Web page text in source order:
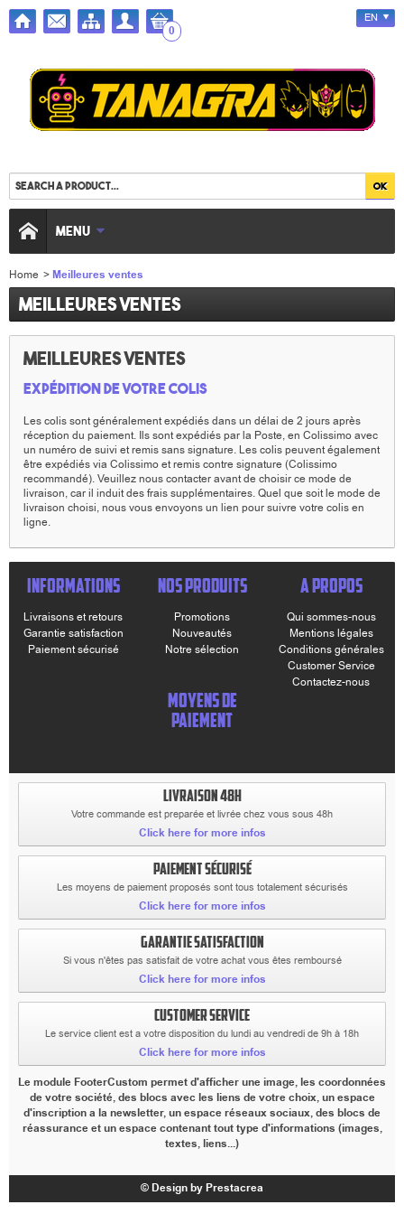
0
EN
MENU
Home >Meilleures ventes
Meilleures ventes
Meilleures ventes
Expédition de votre colis
Les colis sont généralement expédiés dans un délai de 2 jours après
réception du paiement. Ils sont expédiés par la Poste, en Colissimo avec
un numéro de suivi et remis sans signature. Les colis peuvent également
être expédiés via Colissimo et remis contre signature (Colissimo
recommandé). Veuillez nous contacter avant de choisir ce mode de
livraison, car il induit des frais supplémentaires. Quel que soit le mode de
livraison choisi, nous vous envoyons un lien pour suivre votre colis en
ligne.
INFORMATIONS
Livraisons et retours
Garantie satisfaction
Paiement sécurisé
NOS PRODUITS
Promotions
Nouveautés
Notre sélection
A PROPOS
Qui sommes-nous
Mentions légales
Conditions générales
Customer Service
Contactez-nous
MOYENS DE
PAIEMENT
LIVRAISON 48H
Votre commande est preparée et livrée chez vous sous 48h
Click here for more infos
PAIEMENT SÉCURISÉ
Les moyens de paiement proposés sont tous totalement sécurisés
Click here for more infos
GARANTIE SATISFACTION
Si vous n'êtes pas satisfait de votre achat vous êtes remboursé
Click here for more infos
CUSTOMER SERVICE
Le service client est a votre disposition du lundi au vendredi de 9h à 18h
Click here for more infos
Le module FooterCustom permet d'afficher une image, les coordonnées
de votre société, des blocs avec les liens de votre choix, un espace
d'inscription a la newsletter, un espace réseaux sociaux, des blocs de
réassurance et un espace contenant tout type d'informations (images,
textes, liens...)
© Design by Prestacrea